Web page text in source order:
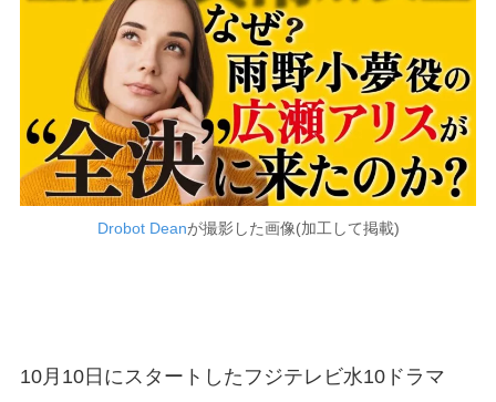
Drobot Deanが撮影した画像(加工して掲載)
10月10日にスタートしたフジテレビ水10ドラマ